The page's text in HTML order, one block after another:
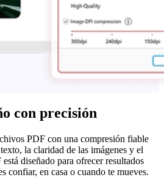
con precisión
PDF con una compresión fiable
la claridad de las imágenes y el
diseñado para ofrecer resultados
confiar, en casa o cuando te mueves.